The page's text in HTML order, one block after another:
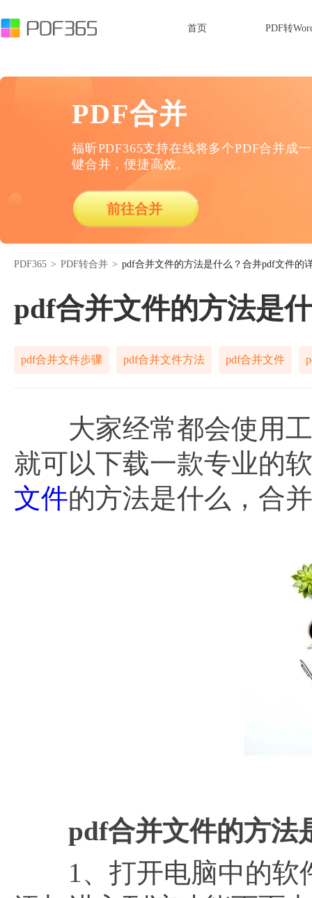
首页 PDF转
PDF合并
福昕PDF365支持在线将多个PDF合并成
键合并，便捷高效。
前往合并
PDF365 > PDF转合并 > pdf合并文件的方法是什么？合并pdf文件的
pdf合并文件的方法是
pdf合并文件步骤 pdf合并文件方法 pdf合并文件
大家经常都会使用工
就可以下载一款专业的
文件的方法是什么，合
pdf合并文件的方法
1、打开电脑中的软